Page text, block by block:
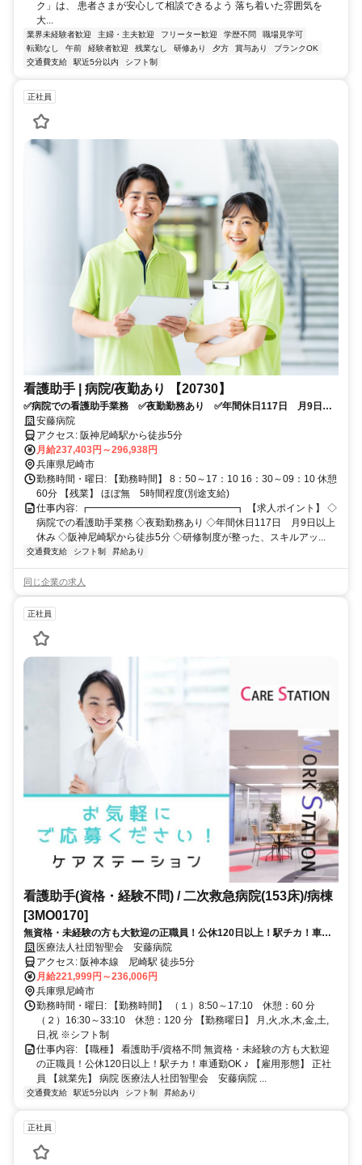
ク」は、 患者さまが安心して相談できるよう 落ち着いた雰囲気を
大...
業界未経験者歓迎 主婦・主夫歓迎 フリーター歓迎 学歴不問
職場見学可
転勤なし
午前 経験者歓迎 残業なし 研修あり 夕方 賞与あり
ブランクOK
交通費支給
駅近5分以内 シフト制
正社員
看護助手 | 病院/夜勤あり 【20730】
✅病院での看護助手業務 ✅夜勤勤務あり ✅年間休日117日 月9日以
上休み ✅阪神尼崎駅から徒歩5分 ✅研修制度が整った、スキルアップ
を目指せる環境です！ ✅応募条件：介護系資格をお持ちの方
安藤病院
アクセス: 阪神尼崎駅から徒歩5分
月給237,403円～296,938円
兵庫県尼崎市
勤務時間・曜日: 【勤務時間】 8：50～17：10 16：30～09：10 休憩
60分 【残業】 ほぼ無 5時間程度(別途支給)
仕事内容: ┏━━━━━━━━━━━━━━━┓ 【求人ポイント】 ◇
病院での看護助手業務 ◇夜勤勤務あり ◇年間休日117日 月9日以上
休み ◇阪神尼崎駅から徒歩5分 ◇研修制度が整った、スキルアッ...
交通費支給 シフト制 昇給あり
同じ企業の求人
正社員
看護助手(資格・経験不問) / 二次救急病院(153床)/病棟
[3MO0170]
無資格・未経験の方も大歓迎の正職員！公休120日以上！駅チカ！車通
勤OK ♪
医療法人社団智聖会 安藤病院
アクセス: 阪神本線 尼崎駅 徒歩5分
月給221,999円～236,006円
兵庫県尼崎市
勤務時間・曜日: 【勤務時間】 （１）8:50～17:10 休憩：60 分
（２）16:30～33:10 休憩：120 分 【勤務曜日】 月,火,水,木,金,土,
日,祝 ※シフト制
仕事内容: 【職種】 看護助手/資格不問 無資格・未経験の方も大歓迎
の正職員！公休120日以上！駅チカ！車通勤OK ♪ 【雇用形態】 正社
員 【就業先】 病院 医療法人社団智聖会 安藤病院 ...
交通費支給 駅近5分以内 シフト制 昇給あり
正社員